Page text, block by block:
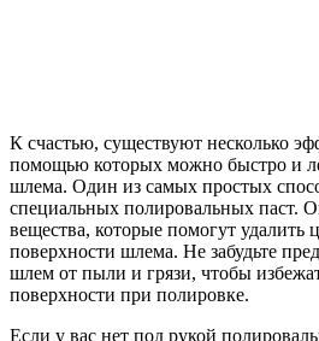
К счастью, существуют несколько
помощью которых можно быстро и
шлема. Один из самых простых
специальных полировальных паст.
вещества, которые помогут удалить
поверхности шлема. Не забудьте
шлем от пыли и грязи, чтобы
поверхности при полировке.
Если у вас нет под рукой